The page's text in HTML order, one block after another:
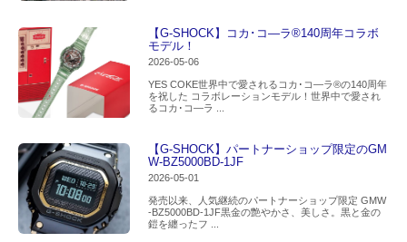
【G-SHOCK】コカ･コ―ラ®140周年コラボ
モデル！
2026-05-06
YES COKE世界中で愛されるコカ･コ―ラ®の140周年
を祝した コラボレーションモデル！世界中で愛され
るコカ･コ―ラ ...
【G-SHOCK】パートナーショップ限定のGM
W-BZ5000BD-1JF
2026-05-01
発売以来、人気継続のパートナーショップ限定 GMW
-BZ5000BD-1JF黒金の艶やかさ、美しさ。黒と金の
鎧を纏ったフ ...